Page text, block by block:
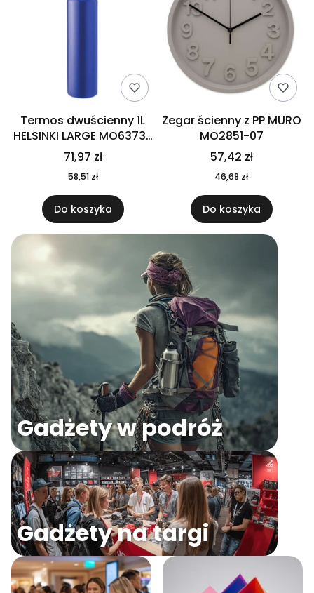
Termos dwuścienny 1L
HELSINKI LARGE MO6373-
04
71,97 zł
58,51 zł
Do koszyka
Zegar ścienny z PP MURO
MO2851-07
57,42 zł
46,68 zł
Do koszyka
Gadżety w podróż
Gadżety na targi